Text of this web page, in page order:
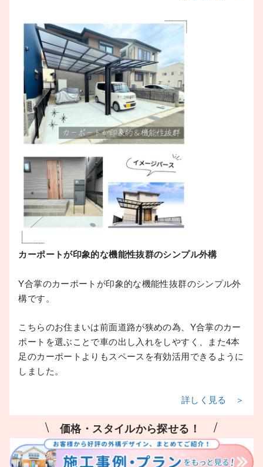
カーポートが印象的な機能性抜群のシンプル外構
Y合掌のカーポートが印象的な機能性抜群のシンプル外
構です。
こちらのお住まいは前面道路が狭めの為、Y合掌のカー
ポートを選ぶことで車の出し入れをしやすく、また4本
足のカーポートよりもスペースを有効活用できるように
しました。
詳しく見る ＞
\価格・スタイルから探せる！ /